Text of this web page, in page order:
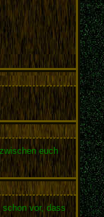
euch
vor, dass